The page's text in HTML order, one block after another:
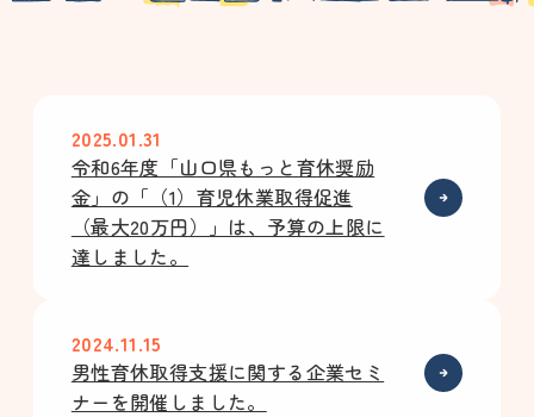
2025.01.31
令和6年度「山口県もっと育休奨励
金」の「（1）育児休業取得促進
（最大20万円）」は、予算の上限に
達しました。
2024.11.15
男性育休取得支援に関する企業セミ
ナーを開催しました。